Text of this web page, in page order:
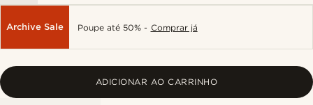
Archive Sale Poupe até 50% - Comprar já
ADICIONAR AO CARRINHO